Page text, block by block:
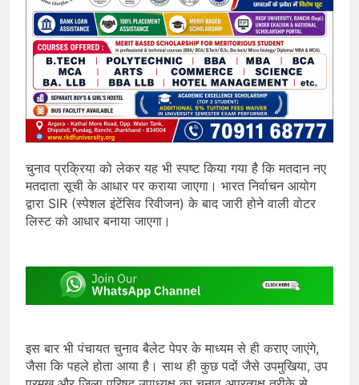
चुनाव प्रक्रिया को लेकर यह भी स्पष्ट किया गया है कि मतदान नए
मतदाता सूची के आधार पर कराया जाएगा। भारत निर्वाचन आयोग
द्वारा SIR (स्पेशल इंटेंसिव रिवीजन) के बाद जारी होने वाली वोटर
लिस्ट को आधार बनाया जाएगा।
इस बार भी पंचायत चुनाव बैलेट पेपर के माध्यम से ही कराए जाएंगे,
जैसा कि पहले होता आया है। साथ ही कुछ पदों जैसे उपमुखिया, उप